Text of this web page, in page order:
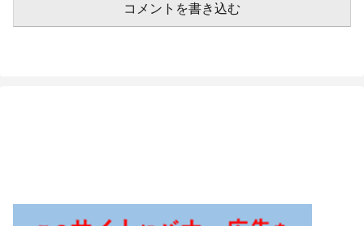
コメントを書き込む